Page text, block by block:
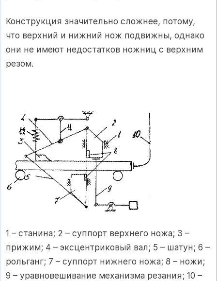
Конструкция значительно сложнее, потому,
что верхний и нижний нож подвижны, однако
они не имеют недостатков ножниц с верхним
резом.
1 – станина; 2 – суппорт верхнего ножа; 3 –
прижим; 4 – эксцентриковый вал; 5 – шатун; 6 –
рольганг; 7 – суппорт нижнего ножа; 8 – ножи;
9 – уравновешивание механизма резания; 10 –